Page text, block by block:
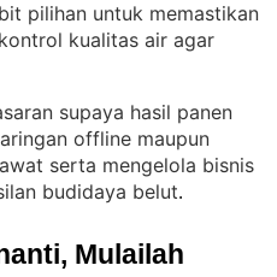
pilihan untuk memastikan
kualitas air agar
supaya hasil panen
offline maupun
serta mengelola bisnis
budidaya belut.
Mulailah